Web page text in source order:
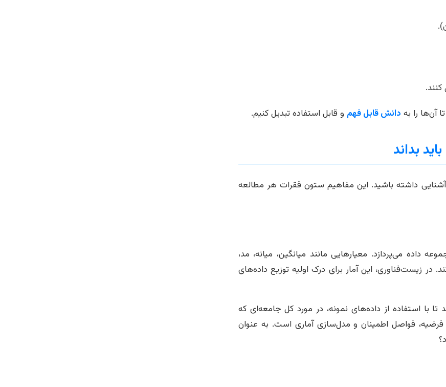
آن‌ها را به دانش قابل فهم و قابل استفاده تبدیل کنیم.
بداند
داشته باشید. این مفاهیم ستون فقرات هر مطالعه
می‌پردازد. معیارهایی مانند میانگین، میانه، مد،
در زیست‌فناوری، این آمار برای درک اولیه توزیع داده‌های
با استفاده از داده‌های نمونه، در مورد کل جامعه‌ای که
فواصل اطمینان و مدل‌سازی آماری است. به عنوان